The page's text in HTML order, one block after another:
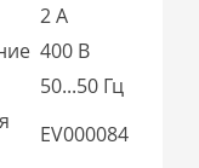
2 А
400 В
50...50 Гц
EV000084